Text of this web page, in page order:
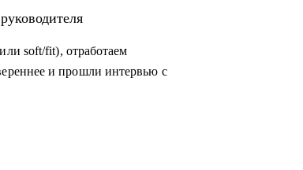
soft/fit), отработаем
и прошли интервью с